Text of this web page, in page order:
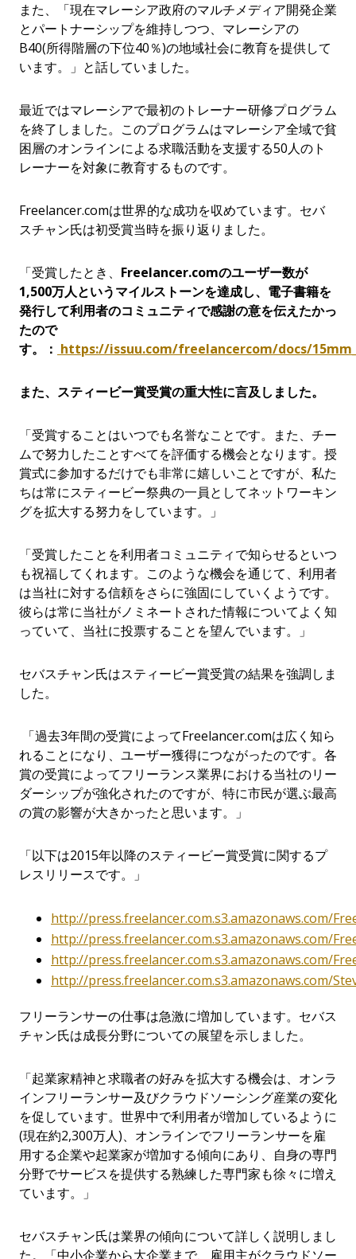
また、「現在マレーシア政府のマルチメディア開発企業
とパートナーシップを維持しつつ、マレーシアの
B40(所得階層の下位40％)の地域社会に教育を提供して
います。」と話していました。
最近ではマレーシアで最初のトレーナー研修プログラム
を終了しました。このプログラムはマレーシア全域で貧
困層のオンラインによる求職活動を支援する50人のト
レーナーを対象に教育するものです。
Freelancer.comは世界的な成功を収めています。セバ
スチャン氏は初受賞当時を振り返りました。
「受賞したとき、 Freelancer.comのユーザー数が
1,500万人というマイルストーンを達成し、電子書籍を
発行して利用者のコミュニティで感謝の意を伝えたかっ
たので
す。： https://issuu.com/freelancercom/docs/
また、スティービー賞受賞の重大性に言及しました。
「受賞することはいつでも名誉なことです。また、チー
ムで努力したことすべてを評価する機会となります。授
賞式に参加するだけでも非常に嬉しいことですが、私た
ちは常にスティービー祭典の一員としてネットワーキン
グを拡大する努力をしています。」
「受賞したことを利用者コミュニティで知らせるといつ
も祝福してくれます。このような機会を通じて、利用者
は当社に対する信頼をさらに強固にしていくようです。
彼らは常に当社がノミネートされた情報についてよく知
っていて、当社に投票することを望んでいます。」
セバスチャン氏はスティービー賞受賞の結果を強調しま
した。
「過去3年間の受賞によってFreelancer.comは広く知ら
れることになり、ユーザー獲得につながったのです。各
賞の受賞によってフリーランス業界における当社のリー
ダーシップが強化されたのですが、特に市民が選ぶ最高
の賞の影響が大きかったと思います。」
「以下は2015年以降のスティービー賞受賞に関するプ
レスリリースです。」
http://press.freelancer.com.s3.amazonaws.com/
http://press.freelancer.com.s3.amazonaws.com/
http://press.freelancer.com.s3.amazonaws.com/
http://press.freelancer.com.s3.amazonaws.com/
フリーランサーの仕事は急激に増加しています。セバス
チャン氏は成長分野についての展望を示しました。
「起業家精神と求職者の好みを拡大する機会は、オンラ
インフリーランサー及びクラウドソーシング産業の変化
を促しています。世界中で利用者が増加しているように
(現在約2,300万人)、オンラインでフリーランサーを雇
用する企業や起業家が増加する傾向にあり、自身の専門
分野でサービスを提供する熟練した専門家も徐々に増え
ています。」
セバスチャン氏は業界の傾向について詳しく説明しまし
た。「中小企業から大企業まで、雇用主がクラウドソー